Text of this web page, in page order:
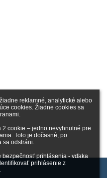
reklamné, analytické alebo
cookies. Žiadne cookies sa
2 cookie – jedno nevyhnutné pre
Toto je dočasné, po
sa odstráni.
bezpečnosť prihlásenia - vďaka
prihlásenie z